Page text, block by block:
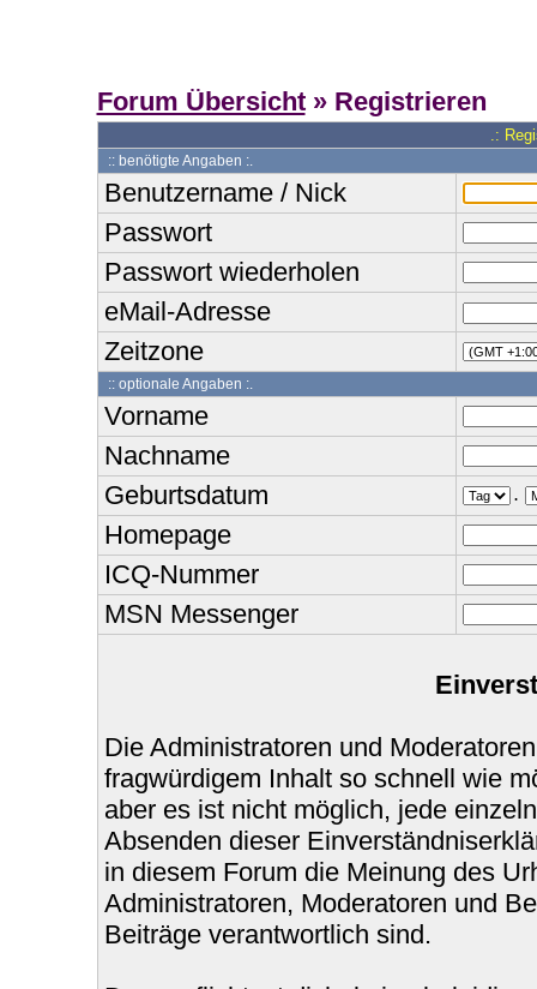
Forum Übersicht» Registrieren
.:
:: benötigte Angaben :.
Benutzername / Nick
Passwort
Passwort wiederholen
eMail-Adresse
Zeitzone
:: optionale Angaben :.
Vorname
Nachname
Geburtsdatum
.
Homepage
ICQ-Nummer
MSN Messenger
Die Administratoren und
fragwürdigem Inhalt so schnell wie
aber es ist nicht möglich, jede
Absenden dieser
in diesem Forum die Meinung des
Administratoren, Moderatoren und
Beiträge verantwortlich sind.